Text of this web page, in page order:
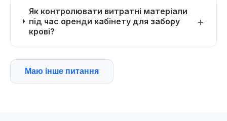
Як контролювати витратні матеріали
під час оренди кабінету для забору
крові?
Маю інше питання